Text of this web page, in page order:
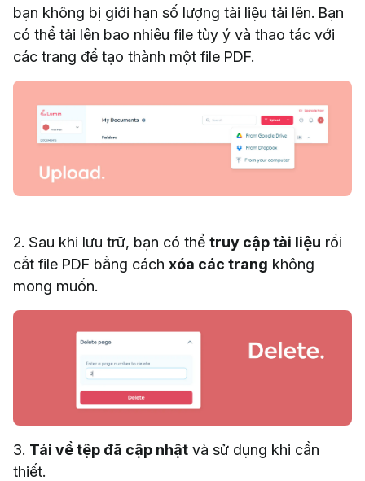
bạn không bị giới hạn số lượng tài liệu tải lên. Bạn
có thể tải lên bao nhiêu file tùy ý và thao tác với
các trang để tạo thành một file PDF.
2. Sau khi lưu trữ, bạn có thể truy cập tài liệu rồi
cắt file PDF bằng cách xóa các trang không
mong muốn.
3. Tải về tệp đã cập nhật và sử dụng khi cần
thiết.